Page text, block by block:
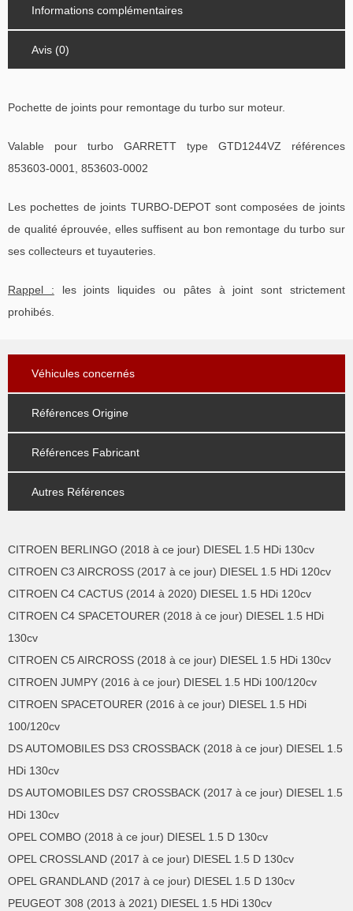
Informations complémentaires
Avis (0)
Pochette de joints pour remontage du turbo sur moteur.
Valable pour turbo GARRETT type GTD1244VZ références
853603-0001, 853603-0002
Les pochettes de joints TURBO-DEPOT sont composées de joints
de qualité éprouvée, elles suffisent au bon remontage du turbo sur
ses collecteurs et tuyauteries.
Rappel : les joints liquides ou pâtes à joint sont strictement
prohibés.
Véhicules concernés
Références Origine
Références Fabricant
Autres Références
CITROEN BERLINGO (2018 à ce jour) DIESEL 1.5 HDi 130cv
CITROEN C3 AIRCROSS (2017 à ce jour) DIESEL 1.5 HDi 120cv
CITROEN C4 CACTUS (2014 à 2020) DIESEL 1.5 HDi 120cv
CITROEN C4 SPACETOURER (2018 à ce jour) DIESEL 1.5 HDi
130cv
CITROEN C5 AIRCROSS (2018 à ce jour) DIESEL 1.5 HDi 130cv
CITROEN JUMPY (2016 à ce jour) DIESEL 1.5 HDi 100/120cv
CITROEN SPACETOURER (2016 à ce jour) DIESEL 1.5 HDi
100/120cv
DS AUTOMOBILES DS3 CROSSBACK (2018 à ce jour) DIESEL 1.5
HDi 130cv
DS AUTOMOBILES DS7 CROSSBACK (2017 à ce jour) DIESEL 1.5
HDi 130cv
OPEL COMBO (2018 à ce jour) DIESEL 1.5 D 130cv
OPEL CROSSLAND (2017 à ce jour) DIESEL 1.5 D 130cv
OPEL GRANDLAND (2017 à ce jour) DIESEL 1.5 D 130cv
PEUGEOT 308 (2013 à 2021) DIESEL 1.5 HDi 130cv